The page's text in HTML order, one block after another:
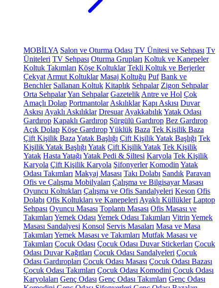
MOBİLYA Salon ve Oturma Odası TV Ünitesi ve Sehpası Tv
Üniteleri TV Sehpası Oturma Grupları Koltuk ve Kanepeler
Koltuk Takımları Köşe Koltuklar Tekli Koltuk ve Berjerler
Çekyat Armut Koltuklar Masaj Koltuğu Puf Bank ve
Benchler Sallanan Koltuk Kitaplık Sehpalar Zigon Sehpalar
Orta SehpalarYan Sehpalar Gazetelik Antre ve Hol Çok
Amaçlı Dolap Portmantolar Askılıklar Kapı Askısı Duvar
Askısı Ayaklı Askılıklar Dresuar AyakkabılıkYatak Odası
Gardırop Kapaklı Gardırop Sürgülü Gardırop Bez Gardırop
Açık Dolap Köşe GardıropYüklük Baza Tek Kişilik Baza
Çift Kişilik Baza Yatak Başlığı Çift Kişilik Yatak Başlığı Tek
Kişilik Yatak Başlığı Yatak Çift Kişilik Yatak Tek Kişilik
Yatak Hasta Yatağı Yatak Pedi & Şiltesi Karyola Tek Kişilik
Karyola Çift Kişilik Karyola Şifonyerler Komodin Yatak
Odası Takımları Makyaj Masası Takı Dolabı Sandık Paravan
Ofis ve Çalışma Mobilyaları Çalışma ve Bilgisayar Masası
Oyuncu Koltukları Çalışma ve Ofis Sandalyeleri Keson Ofis
Dolabı Ofis Koltukları ve Kanepeleri Ayaklı Küllükler Laptop
Sehpası Oyuncu Masası Toplantı Masası Ofis Masası ve
Takımları Yemek Odası Yemek Odası Takımları Vitrin Yemek
Masası Sandalyesi Konsol Servis Masaları Masa ve Masa
Takımları Yemek Masası ve Takımları Mutfak Masası ve
Takımları Çocuk Odası Çocuk Odası Duvar Stickerları Çocuk
Odası Duvar Kağıtları Çocuk Odası Sandalyeleri Çocuk
Odası Gardıropları Çocuk Odası Masası Çocuk Odası Bazası
Çocuk Odası Takımları Çocuk Odası Komodini Çocuk Odası
Karyolaları Genç Odası Genç Odası Takımları Genç Odası